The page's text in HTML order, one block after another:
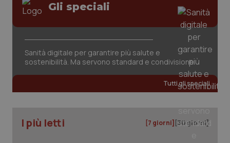
Gli speciali
Sanità digitale per garantire più salute e
sostenibilità. Ma servono standard e condivisione
Tutti gli speciali
I più letti [7 giorni] [30 giorni]